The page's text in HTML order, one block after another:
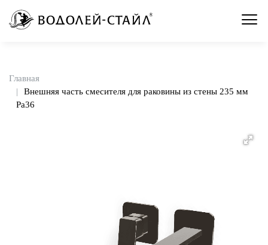
Главная
Внешняя часть смесителя для раковины из стены 235 мм
Pa36